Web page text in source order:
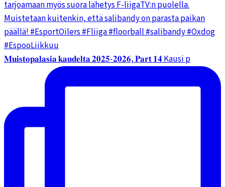
𝐌𝐮𝐢𝐬𝐭𝐨𝐩𝐚𝐥𝐚𝐬𝐢𝐚 𝐤𝐚𝐮𝐝𝐞𝐥𝐭𝐚 𝟐𝟎𝟐𝟓-𝟐𝟎𝟐𝟔, 𝐏𝐚𝐫𝐭 𝟏𝟒 Kausi p